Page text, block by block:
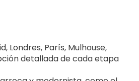
Londres, París, Mulhouse,
detallada de cada etapa